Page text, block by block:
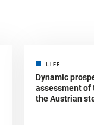
LIFE
Dynamic
assessment
the Austrian